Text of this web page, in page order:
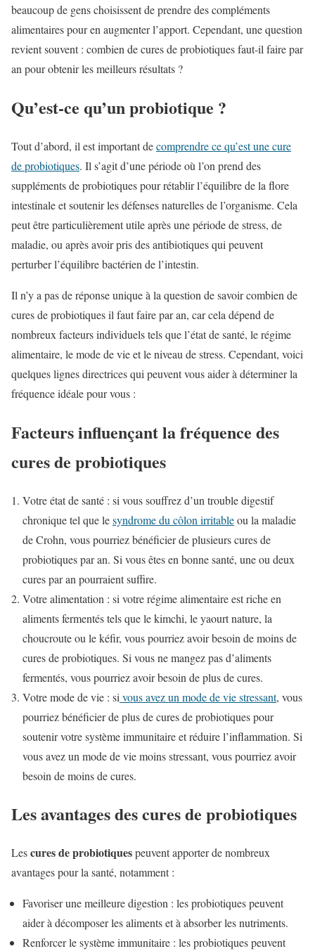
beaucoup de gens choisissent de prendre des compléments
alimentaires pour en augmenter l’apport. Cependant, une question
revient souvent : combien de cures de probiotiques faut-il faire par
an pour obtenir les meilleurs résultats ?
Qu’est-ce qu’un probiotique ?
Tout d’abord, il est important decomprendre ce qu’est une cure
de probiotiques. Il s’agit d’une période où l’on prend des
suppléments de probiotiques pour rétablir l’équilibre de la flore
intestinale et soutenir les défenses naturelles de l’organisme. Cela
peut être particulièrement utile après une période de stress, de
maladie, ou après avoir pris des antibiotiques qui peuvent
perturber l’équilibre bactérien de l’intestin.
Il n’y a pas de réponse unique à la question de savoir combien de
cures de probiotiques il faut faire par an, car cela dépend de
nombreux facteurs individuels tels que l’état de santé, le régime
alimentaire, le mode de vie et le niveau de stress. Cependant, voici
quelques lignes directrices qui peuvent vous aider à déterminer la
fréquence idéale pour vous :
Facteurs influençant la fréquence des
cures de probiotiques
Votre état de santé : si vous souffrez d’un trouble digestif
chronique tel que lesyndrome du côlon irritableou la maladie
de Crohn, vous pourriez bénéficier de plusieurs cures de
probiotiques par an. Si vous êtes en bonne santé, une ou deux
cures par an pourraient suffire.
Votre alimentation : si votre régime alimentaire est riche en
aliments fermentés tels que le kimchi, le yaourt nature, la
choucroute ou le kéfir, vous pourriez avoir besoin de moins de
cures de probiotiques. Si vous ne mangez pas d’aliments
fermentés, vous pourriez avoir besoin de plus de cures.
Votre mode de vie : si vous avez un mode de vie stressant, vous
pourriez bénéficier de plus de cures de probiotiques pour
soutenir votre système immunitaire et réduire l’inflammation. Si
vous avez un mode de vie moins stressant, vous pourriez avoir
besoin de moins de cures.
Les avantages des cures de probiotiques
Lescures de probiotiquespeuvent apporter de nombreux
avantages pour la santé, notamment :
Favoriser une meilleure digestion : les probiotiques peuvent
aider à décomposer les aliments et à absorber les nutriments.
Renforcer le système immunitaire : les probiotiques peuvent